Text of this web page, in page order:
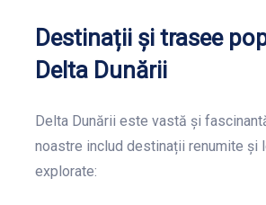
Destinații și trasee
Delta Dunării
Delta Dunării este vastă și
noastre includ destinații renumite și
explorate: